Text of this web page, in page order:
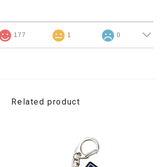
177 1 0
Related product